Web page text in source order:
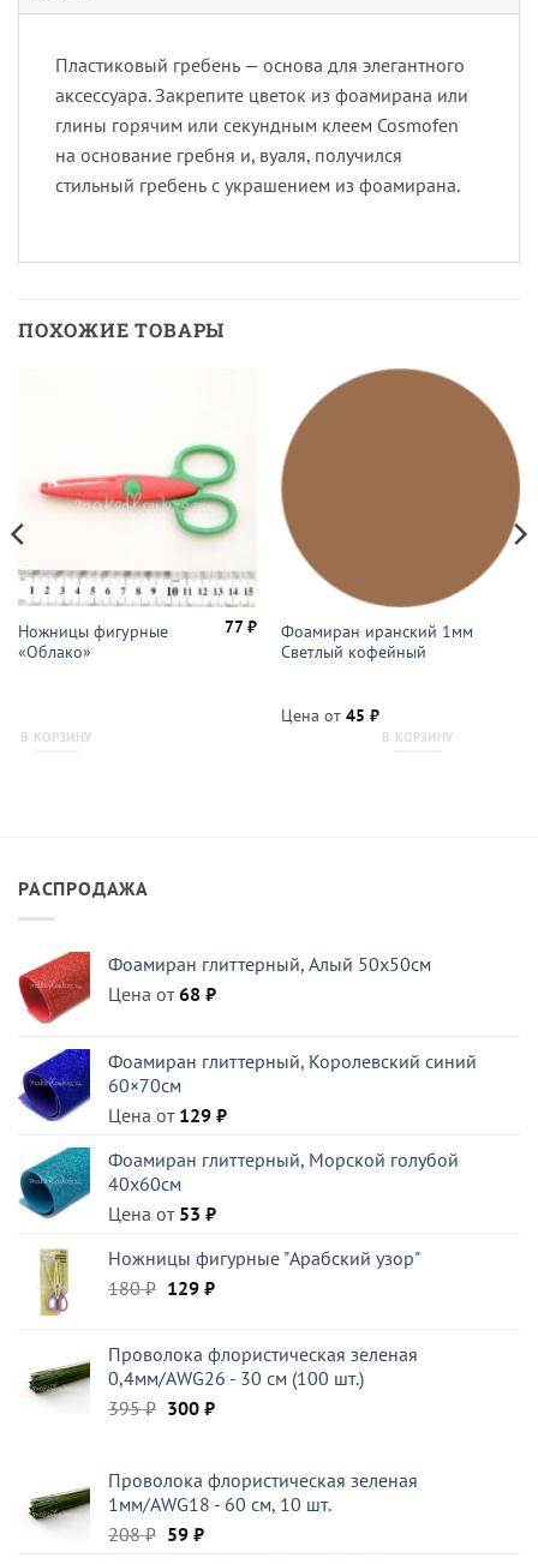
Пластиковый гребень — основа для элегантного
аксессуара. Закрепите цветок из фоамирана или
глины горячим или секундным клеем Cosmofen
на основание гребня и, вуаля, получился
стильный гребень с украшением из фоамирана.
ПОХОЖИЕ ТОВАРЫ
Ножницы фигурные
«Облако»
77₽
В КОРЗИНУ
Фоамиран иранский 1мм
Светлый кофейный
Цена от 45 ₽
В КОРЗИНУ
РАСПРОДАЖА
Фоамиран глиттерный, Алый 50x50см
Цена от68 ₽
Фоамиран глиттерный, Королевский синий
60×70см
Цена от 129 ₽
Фоамиран глиттерный, Морской голубой
40x60см
Цена от 53 ₽
Ножницы фигурные "Арабский узор"
180₽ Первоначальная
180 ₽.
129 ₽Текущая
Проволока флористическая зеленая
0,4мм/AWG26 - 30 см (100 шт.)
395₽ Первоначальная
395 ₽.
300 ₽Текущая
Проволока флористическая зеленая
1мм/AWG18 - 60 см, 10 шт.
208₽ Первоначальная
59 ₽Текущая